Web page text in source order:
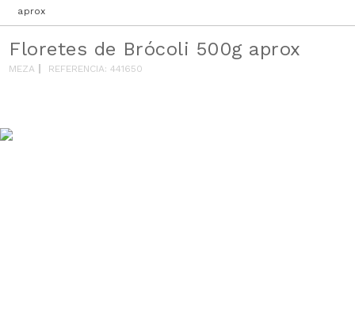
aprox
Floretes de Brócoli 500g aprox
MEZA REFERENCIA:441650